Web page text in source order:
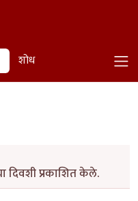
शोध
दिवशी प्रकाशित केले.